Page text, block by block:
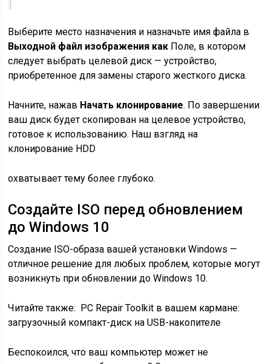
Выберите место назначения и назначьте имя файла в
Выходной файл изображения как Поле, в котором
следует выбрать целевой диск — устройство,
приобретенное для замены старого жесткого диска.
Начните, нажав Начать клонирование. По завершении
ваш диск будет скопирован на целевое устройство,
готовое к использованию. Наш взгляд на
клонирование HDD
охватывает тему более глубоко.
Создайте ISO перед обновлением
до Windows 10
Создание ISO-образа вашей установки Windows —
отличное решение для любых проблем, которые могут
возникнуть при обновлении до Windows 10.
Читайте также:
PC Repair Toolkit в вашем кармане:
загрузочный компакт-диск на USB-накопителе
Беспокоился, что ваш компьютер может не